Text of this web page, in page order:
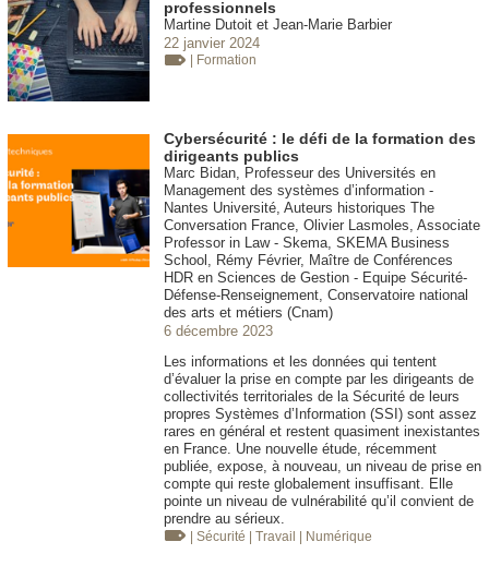
professionnels
Martine Dutoit et Jean-Marie Barbier
22 janvier 2024
| Formation
Cybersécurité : le défi de la formation des
dirigeants publics
Marc Bidan, Professeur des Universités en
Management des systèmes d’information -
Nantes Université, Auteurs historiques The
Conversation France, Olivier Lasmoles, Associate
Professor in Law - Skema, SKEMA Business
School, Rémy Février, Maître de Conférences
HDR en Sciences de Gestion - Equipe Sécurité-
Défense-Renseignement, Conservatoire national
des arts et métiers (Cnam)
6 décembre 2023
Les informations et les données qui tentent
d’évaluer la prise en compte par les dirigeants de
collectivités territoriales de la Sécurité de leurs
propres Systèmes d’Information (SSI) sont assez
rares en général et restent quasiment inexistantes
en France. Une nouvelle étude, récemment
publiée, expose, à nouveau, un niveau de prise en
compte qui reste globalement insuffisant. Elle
pointe un niveau de vulnérabilité qu’il convient de
prendre au sérieux.
| Sécurité | Travail | Numérique